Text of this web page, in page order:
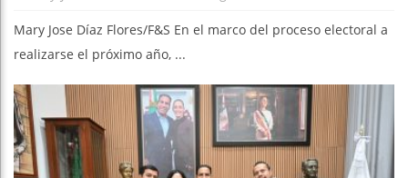
Mary Jose Díaz Flores/F&S En el marco del proceso electoral a
realizarse el próximo año, ...